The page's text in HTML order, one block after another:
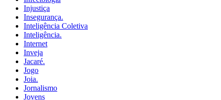
Injustiça
Insegurança.
Inteligência Coletiva
Inteligência.
Internet
Inveja
Jacaré.
Jogo
Joia.
Jornalismo
Jovens